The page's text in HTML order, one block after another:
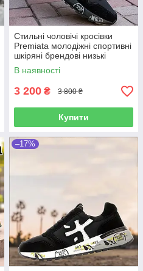
Стильні чоловічі кросівки
Premiata молодіжні спортивні
шкіряні брендові низькі
кросівки преміата для спорту
та відпочинку
В наявності
3 200 ₴ 3 800 ₴
Купити
–17%